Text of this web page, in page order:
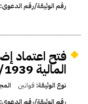
رقم الوثيقة/رقم الدعوى:
فتح اعتماد
المالية 1938/1939
نوع الوثيقة: قوانين
رقم الوثيقة/رقم الدعوى: